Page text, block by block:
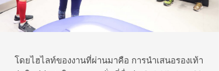
โดยไฮไลท์ของงานที่ผ่านมาคือ การนำเสนอรองเท้า